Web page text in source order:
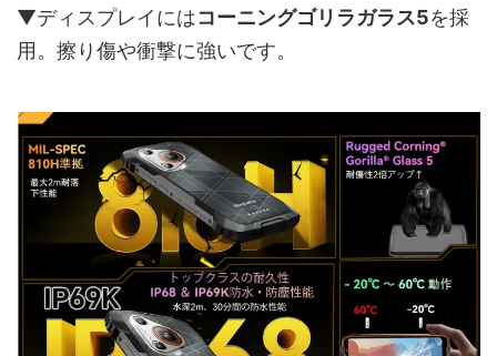
▼ディスプレイにはコーニングゴリラガラス5を採
用。擦り傷や衝撃に強いです。